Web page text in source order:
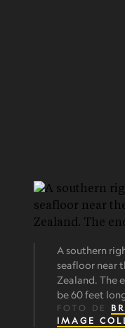
A southern
seafloor near
Zealand. The
be 60 feet
FOTO DE
IMAGE